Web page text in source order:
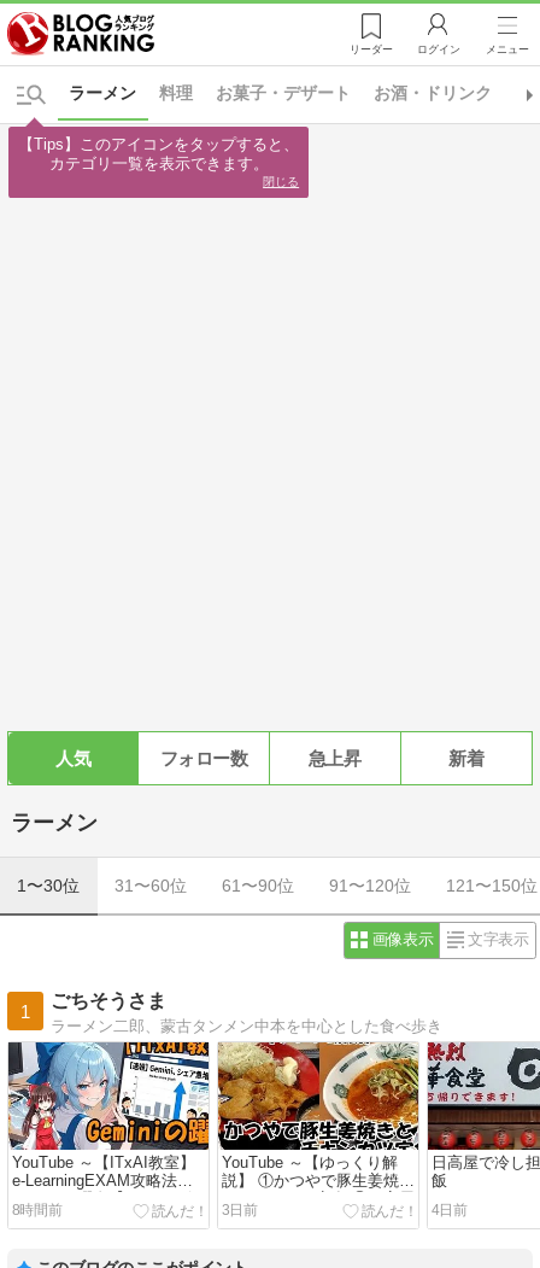
リーダー ログイン メニュー
料理 お菓子・デザート お酒・ドリンク
ラーメン
人気 フォロー数 急上昇 新着
ラーメン
1〜30位 31〜60位 61〜90位 91〜120位 121〜150位
画像表示 文字表示
1
ごちそうさま
ラーメン二郎、蒙古タンメン中本を中心とした食べ歩き
YouTube ～【ITxAI教室】
e-LearningEXAM攻略法と
Geminiの躍進【ゆっくり解
説】
8時間前
YouTube ～【ゆっくり解
説】 ①かつやで豚生姜焼き
とチキンカツ定食 ②日高屋
で冷し担担麺と半炒飯
3日前
日高屋で冷し
飯
4日前
【Tips】このアイコンをタップすると、
カテゴリ一覧を表示できます。
閉じる